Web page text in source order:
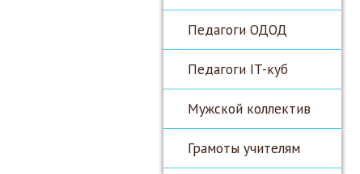
Педагоги ОДОД
Педагоги IT-куб
Мужской коллектив
Грамоты учителям